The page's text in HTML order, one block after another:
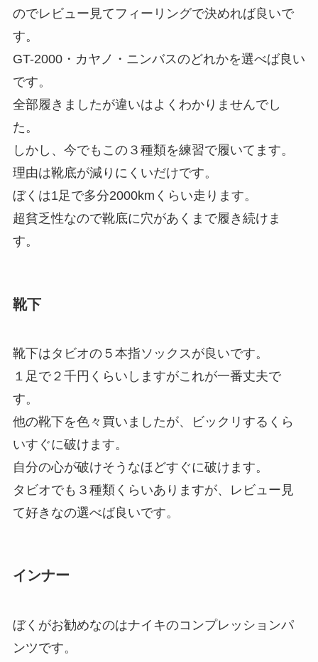
のでレビュー見てフィーリングで決めれば良いで
す。
GT-2000・カヤノ・ニンバスのどれかを選べば良い
です。
全部履きましたが違いはよくわかりませんでし
た。
しかし、今でもこの３種類を練習で履いてます。
理由は靴底が減りにくいだけです。
ぼくは1足で多分2000kmくらい走ります。
超貧乏性なので靴底に穴があくまで履き続けま
す。
靴下
靴下はタビオの５本指ソックスが良いです。
１足で２千円くらいしますがこれが一番丈夫で
す。
他の靴下を色々買いましたが、ビックリするくら
いすぐに破けます。
自分の心が破けそうなほどすぐに破けます。
タビオでも３種類くらいありますが、レビュー見
て好きなの選べば良いです。
インナー
ぼくがお勧めなのはナイキのコンプレッションパ
ンツです。